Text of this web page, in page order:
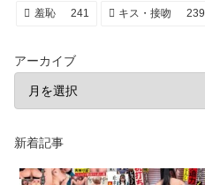
羞恥 241 キス・接吻 239
アーカイブ
新着記事